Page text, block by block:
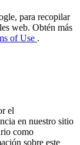
para recopilar
web. Obtén más
of Use .
el
en nuestro sitio
como
sobre este